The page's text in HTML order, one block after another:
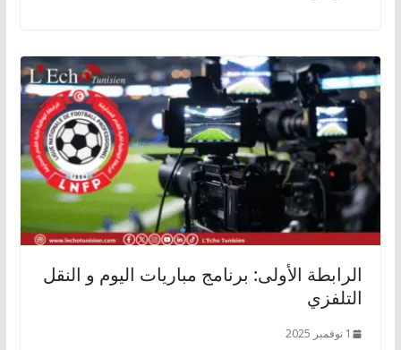
الرابطة الأولى: برنامج مباريات اليوم و النقل
التلفزي
1 نوفمبر 2025